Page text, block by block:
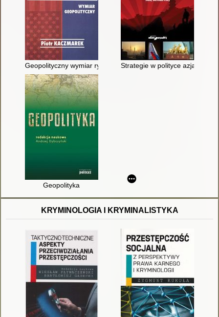
Geopolityczny wymiar rywalizacji Stanów Zjednoczonych
Strategie w polityce azjatyckiej
Geopolityka
KRYMINOLOGIA I KRYMINALISTYKA